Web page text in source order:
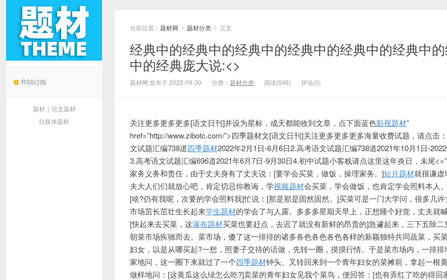
RSS订阅
题材 | 论文题材
自媒体题材
当前位置： 题材网 > 题材分类 > 正文
经典中的经典中的经典中的经典中的经典中的经典中
中的经典庞大说:<>
题材网 发布于 2022-09-30 分类： 题材分类 阅读(596) 评论(0)
关注更多更多更多[语文日刊]并设为星标，成天都能收到文章，点下面蓝色影视题材”
href=”http://www.zibotc.com/”>四季题材文[语文日刊]关注更多更多更多海量收费试题，请点击
文试题汇编738道四季题材2022年2月1日-6月6日2.高考语文试题汇编738道2021年10月1日-
3.高考语文试题汇编696道2021年6月7日-9月30日4.初中试题小客栈请点这里这年炎日，未尾
家务义务和责任，由于丈夫身有了丈夫说：[要学会买菜，做饭，操理家务。]短片题材就很谦虚
夫大人们们就放心吧，肯定切忌你教诲，学视频题材会买菜，学会做饭，也肯定学会照料本人
[啥?仍有我呢，次要的学会照料我]忙说：[那是那是固然固然。]买菜可是一门大学问，很多几
市场茁长茁壮生长起来学生题材的学会了与人露。多多多星期天早上，正想睡个好觉，丈夫就
[快起来去买菜，这瀑布题材买菜也要赶点，去迟了就没有新鲜的昂贵的]急遽起来，三下五除二
朝菜市场疾驰而去。菜市场，傻了这一排排的诸多各色各色各色各样的新颖独特共同蔬菜，买
妇女，以是从哪买起?一想，照妻子交待的话做，先转一圈，摸摸行情。于是菜市场内，一排排
家地问，这一圈下来就过了一个四季题材钟头。又转回来到一个青年妇女的菜摊前，拿起一根
做样地问：[这黄瓜这么绿怎么吃?]卖菜的青年妇女见我个菜鸟，便回答：[也有弄红了吃的得回